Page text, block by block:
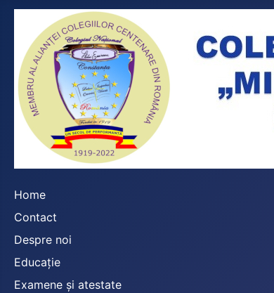
Home
Contact
Despre noi
Educație
Examene și atestate